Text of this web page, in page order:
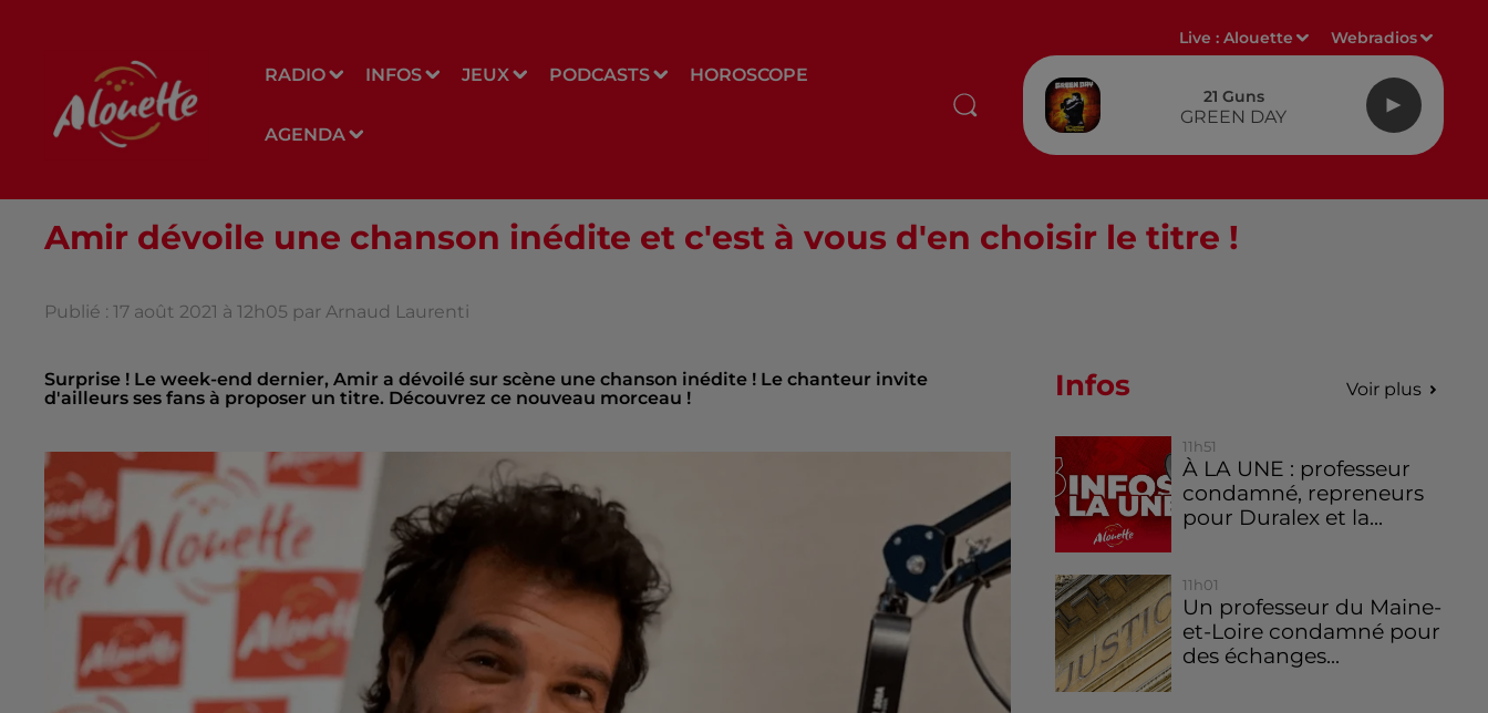
RADIO INFOS JEUX PODCASTS HOROSCOPE
AGENDA
Live :Alouette Webradios
21 Guns
GREEN DAY
Amir dévoile une chanson inédite et c'est à vous d'en choisir le titre !
Publié : 17 août 2021 à 12h05 par Arnaud Laurenti
Surprise ! Le week-end dernier, Amir a dévoilé sur scène une chanson inédite ! Le chanteur invite
d'ailleurs ses fans à proposer un titre. Découvrez ce nouveau morceau !
Infos Voir plus
11h51
À LA UNE : professeur
condamné, repreneurs
pour Duralex et la...
11h01
Un professeur du Maine-
et-Loire condamné pour
des échanges...